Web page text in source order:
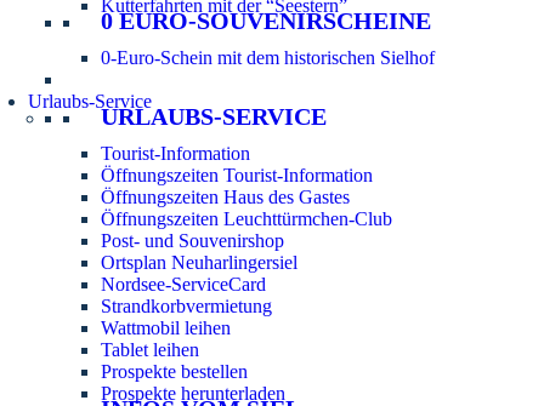
Kutterfahrten mit der “Seestern”
0 EURO-SOUVENIRSCHEINE
0-Euro-Schein mit dem historischen Sielhof
Urlaubs-Service
URLAUBS-SERVICE
Tourist-Information
Öffnungszeiten Tourist-Information
Öffnungszeiten Haus des Gastes
Öffnungszeiten Leuchttürmchen-Club
Post- und Souvenirshop
Ortsplan Neuharlingersiel
Nordsee-ServiceCard
Strandkorbvermietung
Wattmobil leihen
Tablet leihen
Prospekte bestellen
Prospekte herunterladen